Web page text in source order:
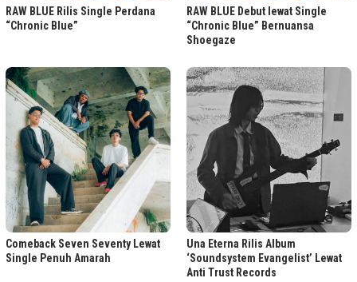
RAW BLUE Rilis Single Perdana
“Chronic Blue”
RAW BLUE Debut lewat Single
“Chronic Blue” Bernuansa
Shoegaze
Comeback Seven Seventy Lewat
Single Penuh Amarah
Una Eterna Rilis Album
‘Soundsystem Evangelist’ Lewat
Anti Trust Records